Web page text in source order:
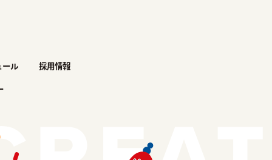
ール
採用情報